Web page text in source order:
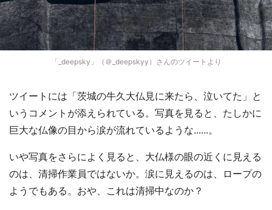
「_deepsky」（＠_deepskyy）さんのツイートより
ツイートには「茨城の牛久大仏見に来たら、泣いてた」と
いうコメントが添えられている。写真を見ると、たしかに
巨大な仏像の目から涙が流れているような......。
いや写真をさらによく見ると、大仏様の眼の近くに見える
のは、清掃作業員ではないか。涙に見えるのは、ロープの
ようでもある。おや、これは清掃中なのか？